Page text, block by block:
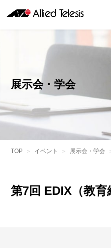
展示会・学会
TOP イベント 展示会・学会
第7回 EDIX（教